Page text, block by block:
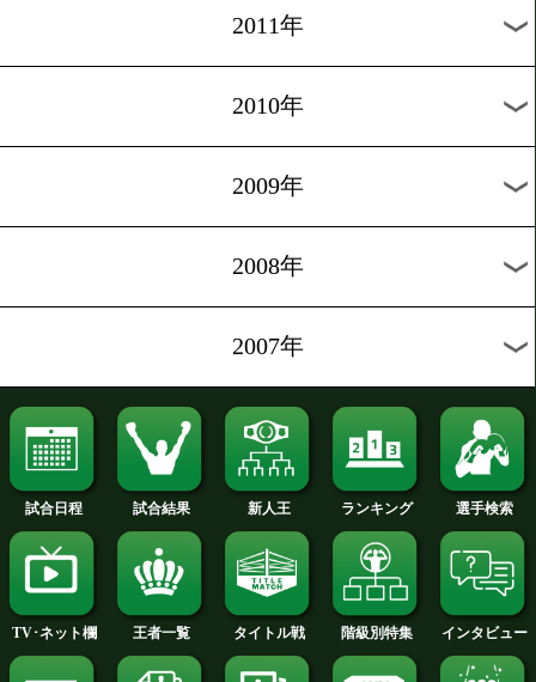
2014年
2013年
2012年
2011年
2010年
2009年